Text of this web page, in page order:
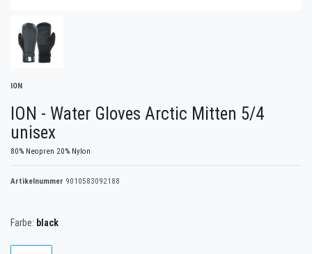
ION
ION - Water Gloves Arctic Mitten 5/4
unisex
80% Neopren 20% Nylon
Artikelnummer 9010583092188
Farbe: black